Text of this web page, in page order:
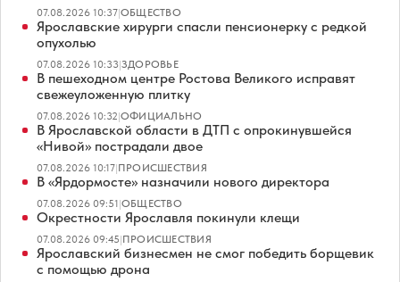
07.08.2026 10:37|ОБЩЕСТВО
Ярославские хирурги спасли пенсионерку с редкой
опухолью
07.08.2026 10:33|ЗДОРОВЬЕ
В пешеходном центре Ростова Великого исправят
свежеуложенную плитку
07.08.2026 10:32|ОФИЦИАЛЬНО
В Ярославской области в ДТП с опрокинувшейся
«Нивой» пострадали двое
07.08.2026 10:17|ПРОИСШЕСТВИЯ
В «Ярдормосте» назначили нового директора
07.08.2026 09:51|ОБЩЕСТВО
Окрестности Ярославля покинули клещи
07.08.2026 09:45|ПРОИСШЕСТВИЯ
Ярославский бизнесмен не смог победить борщевик
с помощью дрона